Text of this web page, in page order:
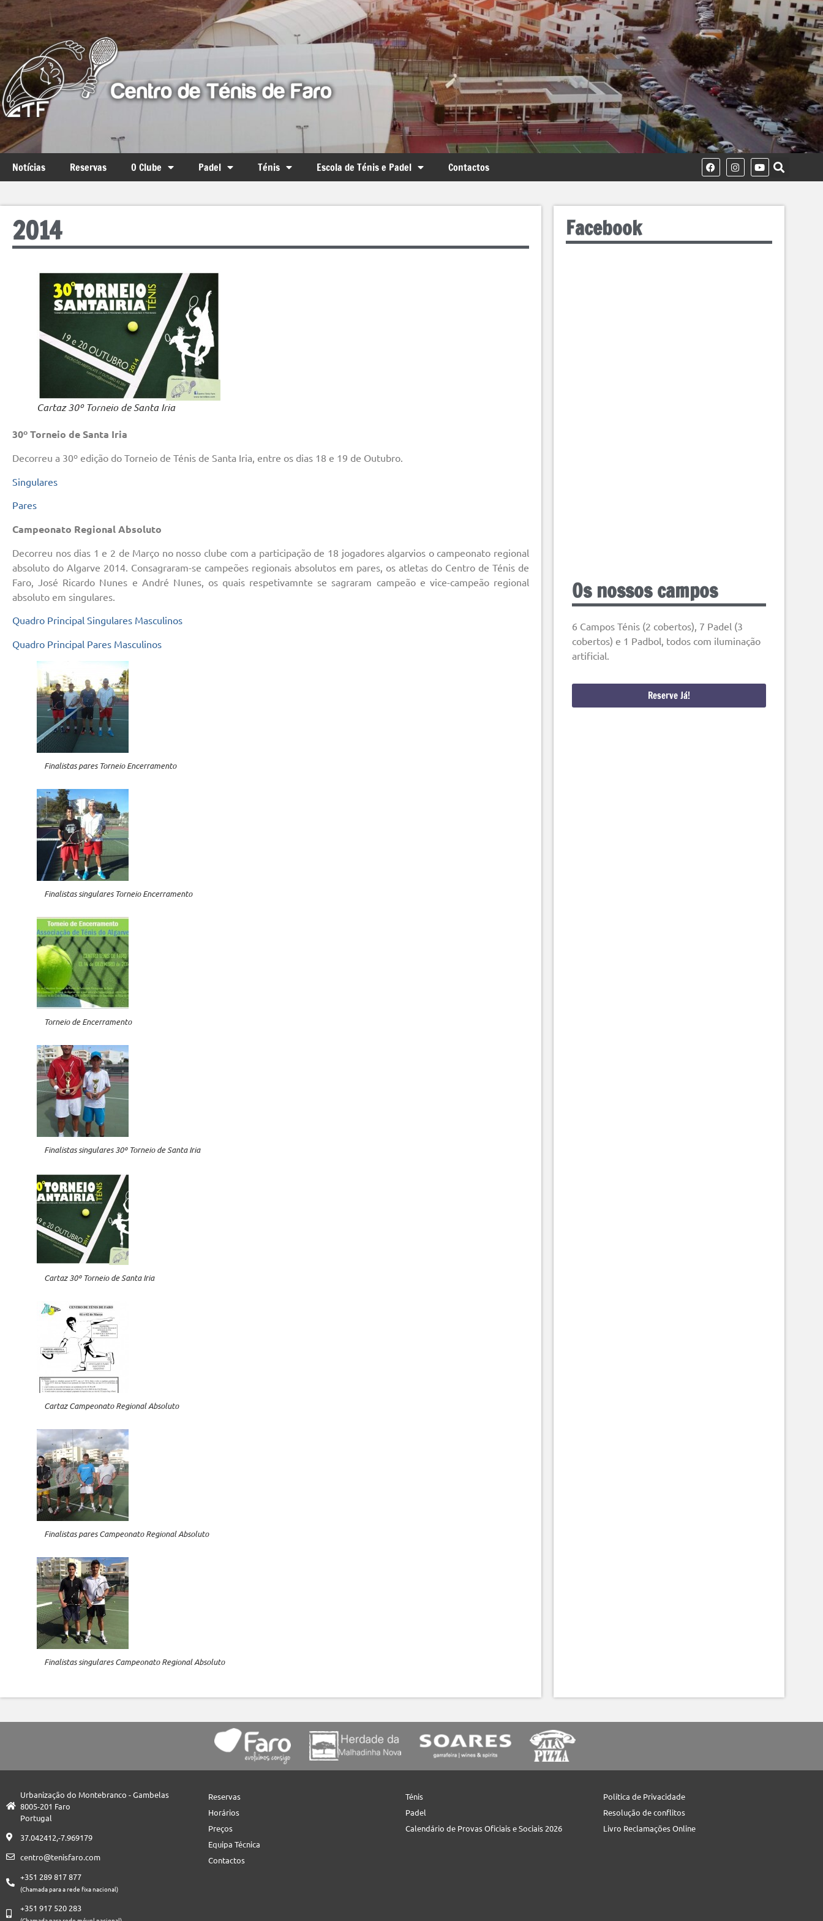
Notícias Reservas O Clube Padel Ténis Escola de Ténis e Padel Contactos
2014
Cartaz 30º Torneio de Santa Iria
30º Torneio de Santa Iria
Decorreu a 30º edição do Torneio de Ténis de Santa Iria, entre os dias 18 e 19 de Outubro.
Singulares
Pares
Campeonato Regional Absoluto
Decorreu nos dias 1 e 2 de Março no nosso clube com a participação de 18 jogadores algarvios o campeonato regional
absoluto do Algarve 2014. Consagraram-se campeões regionais absolutos em pares, os atletas do Centro de Ténis de
Faro, José Ricardo Nunes e André Nunes, os quais respetivamnte se sagraram campeão e vice-campeão regional
absoluto em singulares.
Quadro Principal Singulares Masculinos
Quadro Principal Pares Masculinos
Finalistas pares Torneio Encerramento
Finalistas singulares Torneio Encerramento
Torneio de Encerramento
Finalistas singulares 30º Torneio de Santa Iria
Cartaz 30º Torneio de Santa Iria
Cartaz Campeonato Regional Absoluto
Finalistas pares Campeonato Regional Absoluto
Finalistas singulares Campeonato Regional Absoluto
Facebook
Os nossos campos
6 Campos Ténis (2 cobertos), 7 Padel (3
cobertos) e 1 Padbol, todos com iluminação
artificial.
Reserve Já!
Urbanização do Montebranco - Gambelas
8005-201 Faro
Portugal
37.042412,-7.969179
centro@tenisfaro.com
+351 289 817 877
(Chamada para a rede fixa nacional)
+351 917 520 283
Reservas
Horários
Preços
Equipa Técnica
Contactos
Ténis
Padel
Calendário de Provas Oficiais e Sociais 2026
Política de Privacidade
Resolução de conflitos
Livro Reclamações Online